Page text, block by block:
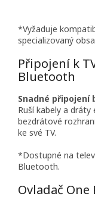
*Vyžaduje
specializovaný
Připojení k
Bluetooth
Snadné připojení
Ruší kabely a
bezdrátové
ke své TV.
*Dostupné na
Bluetooth.
Ovladač One